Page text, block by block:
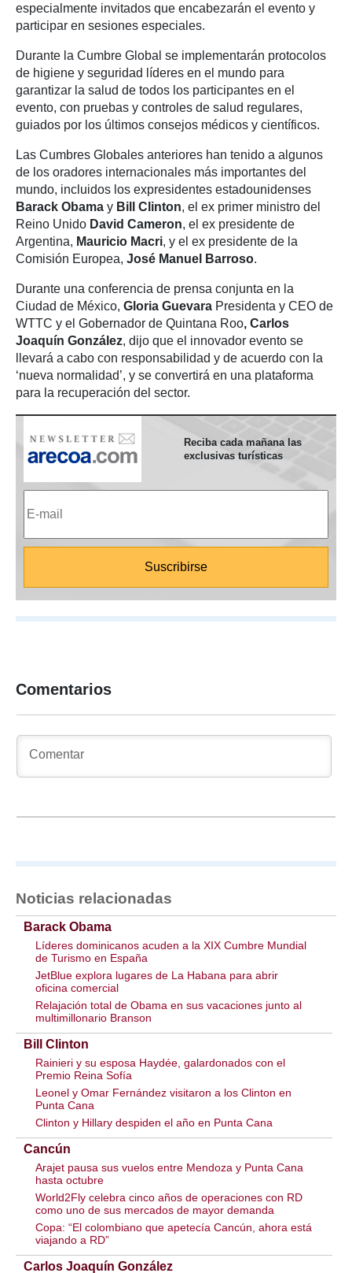
especialmente invitados que encabezarán el evento y
participar en sesiones especiales.
Durante la Cumbre Global se implementarán protocolos
de higiene y seguridad líderes en el mundo para
garantizar la salud de todos los participantes en el
evento, con pruebas y controles de salud regulares,
guiados por los últimos consejos médicos y científicos.
Las Cumbres Globales anteriores han tenido a algunos
de los oradores internacionales más importantes del
mundo, incluidos los expresidentes estadounidenses
Barack Obama y Bill Clinton, el ex primer ministro del
Reino Unido David Cameron, el ex presidente de
Argentina, Mauricio Macri, y el ex presidente de la
Comisión Europea, José Manuel Barroso.
Durante una conferencia de prensa conjunta en la
Ciudad de México, Gloria Guevara Presidenta y CEO de
WTTC y el Gobernador de Quintana Roo, Carlos
Joaquín González, dijo que el innovador evento se
llevará a cabo con responsabilidad y de acuerdo con la
‘nueva normalidad’, y se convertirá en una plataforma
para la recuperación del sector.
Reciba cada mañana las
exclusivas turísticas
Comentarios
Noticias relacionadas
Barack Obama
Líderes dominicanos acuden a la XIX Cumbre Mundial
de Turismo en España
JetBlue explora lugares de La Habana para abrir
oficina comercial
Relajación total de Obama en sus vacaciones junto al
multimillonario Branson
Bill Clinton
Rainieri y su esposa Haydée, galardonados con el
Premio Reina Sofía
Leonel y Omar Fernández visitaron a los Clinton en
Punta Cana
Clinton y Hillary despiden el año en Punta Cana
Cancún
Arajet pausa sus vuelos entre Mendoza y Punta Cana
hasta octubre
World2Fly celebra cinco años de operaciones con RD
como uno de sus mercados de mayor demanda
Copa: “El colombiano que apetecía Cancún, ahora está
viajando a RD”
Carlos Joaquín González